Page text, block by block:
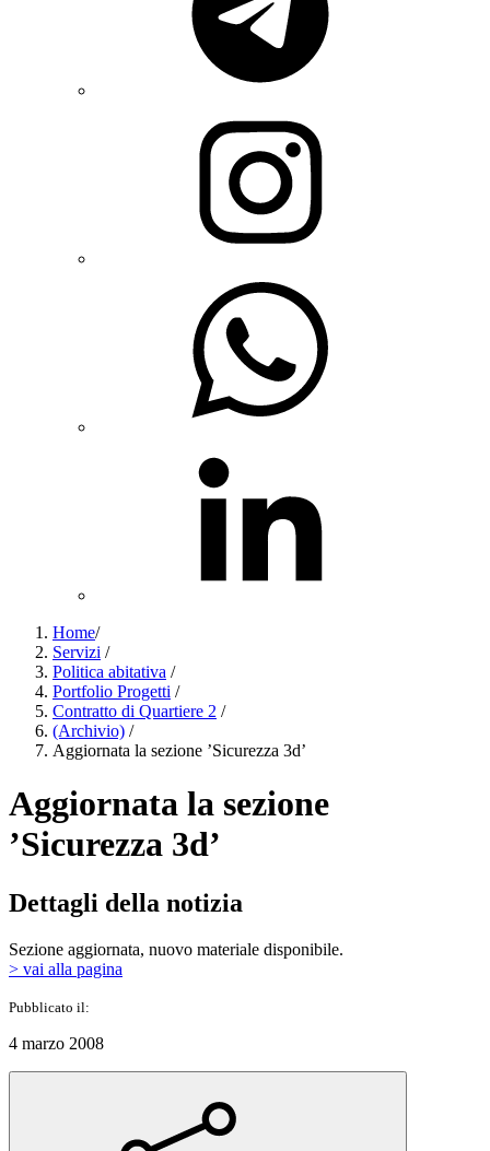
Home/
Servizi /
Politica abitativa /
Portfolio Progetti /
Contratto di Quartiere 2 /
(Archivio) /
Aggiornata la sezione ’Sicurezza 3d’
Aggiornata la sezione
’Sicurezza 3d’
Dettagli della notizia
Sezione aggiornata, nuovo materiale disponibile.
> vai alla pagina
Pubblicato il:
4 marzo 2008